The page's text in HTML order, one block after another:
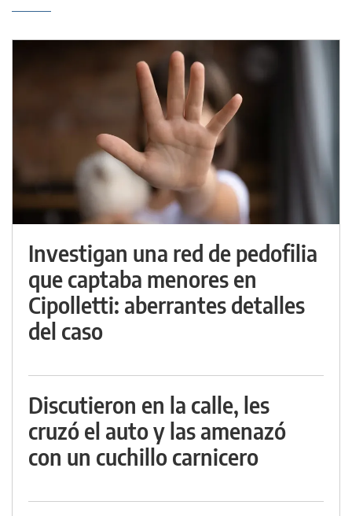
Investigan una red de pedofilia
que captaba menores en
Cipolletti: aberrantes detalles
del caso
Discutieron en la calle, les
cruzó el auto y las amenazó
con un cuchillo carnicero